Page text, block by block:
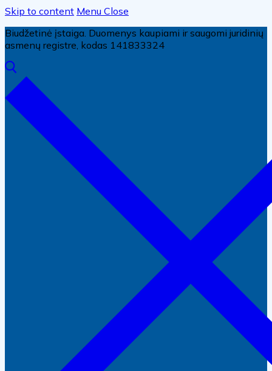
Skip to content Menu Close
Biudžetinė įstaiga. Duomenys kaupiami ir saugomi juridinių
asmenų registre, kodas 141833324